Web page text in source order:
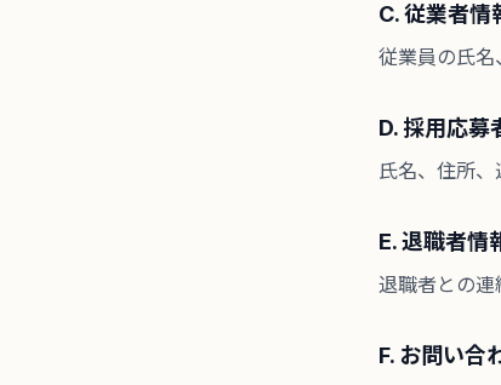
C. 従業者情
従業員の氏
D. 採用応募
氏名、住所
E. 退職者情
退職者との
F. お問い合